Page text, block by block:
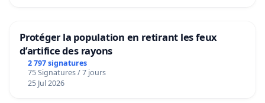
Protéger la population en retirant les feux
d’artifice des rayons
2 797 signatures
75 Signatures / 7 jours
25 Jul 2026